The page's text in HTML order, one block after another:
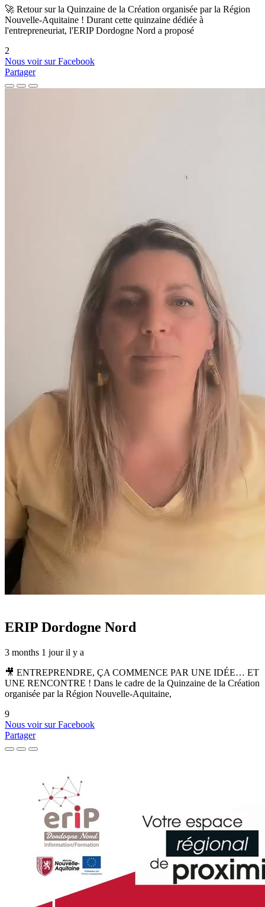
🚀 Retour sur la Quinzaine de la Création organisée par la Région
Nouvelle-Aquitaine ! Durant cette quinzaine dédiée à
l'entrepreneuriat, l'ERIP Dordogne Nord a proposé
2
Nous voir sur Facebook
Partager
ERIP Dordogne Nord
3 months 1 jour il y a
🎥 ENTREPRENDRE, ÇA COMMENCE PAR UNE IDÉE… ET
UNE RENCONTRE ! Dans le cadre de la Quinzaine de la Création
organisée par la Région Nouvelle-Aquitaine,
9
Nous voir sur Facebook
Partager